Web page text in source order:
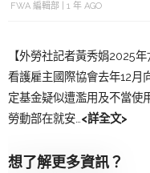
FWA 編輯部 1 年 AGO
【外勞社記者黃秀娟2025
看護雇主國際協會去年12月
定基金疑似遭濫用及不當使
勞動部在就安… <詳全文>
想了解更多資訊？